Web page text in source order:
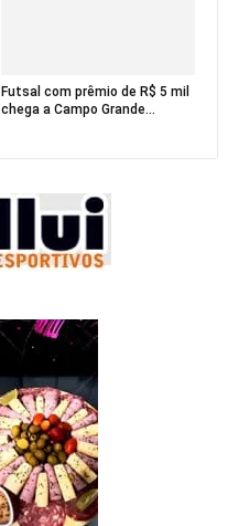
Futsal com prêmio de R$ 5 mil
chega a Campo Grande...